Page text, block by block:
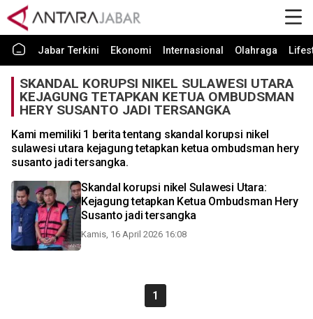
Jabar Terkini Ekonomi Internasional Olahraga
SKANDAL KORUPSI NIKEL SULAWESI UTARA
KEJAGUNG TETAPKAN KETUA OMBUDSMAN
HERY SUSANTO JADI TERSANGKA
Kami memiliki 1 berita tentang skandal korupsi nikel
sulawesi utara kejagung tetapkan ketua ombudsman hery
susanto jadi tersangka.
Skandal korupsi nikel Sulawesi Utara:
Kejagung tetapkan Ketua Ombudsman Hery
Susanto jadi tersangka
Kamis, 16 April 2026 16:08
1